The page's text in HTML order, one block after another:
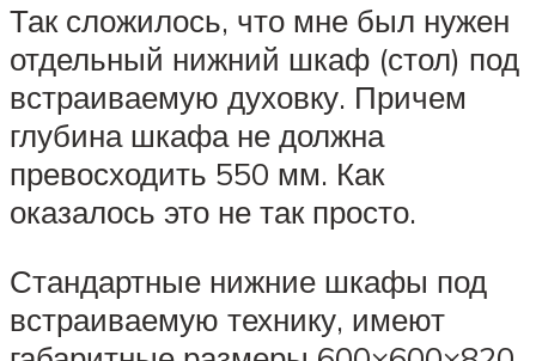
Так сложилось, что мне был нужен
отдельный нижний шкаф (стол) под
встраиваемую духовку. Причем
глубина шкафа не должна
превосходить 550 мм. Как
оказалось это не так просто.
Стандартные нижние шкафы под
встраиваемую технику, имеют